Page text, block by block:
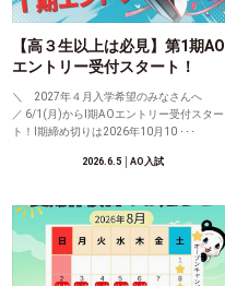
【高３生以上は必見】第1期AO
エントリー受付スタート！
＼ 2027年４月入学希望のみなさんへ
／ 6/1(月)からⅠ期AOエントリー受付スター
ト！Ⅰ期締め切りは2026年10月10 ･･･
2026.6.5│AO入試